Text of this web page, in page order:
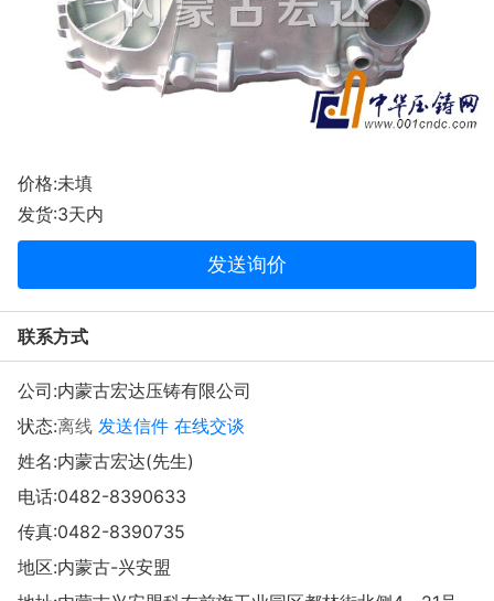
价格:未填
发货:3天内
发送询价
联系方式
公司:内蒙古宏达压铸有限公司
状态:离线 发送信件 在线交谈
姓名:内蒙古宏达(先生)
电话:0482-8390633
传真:0482-8390735
地区:内蒙古-兴安盟